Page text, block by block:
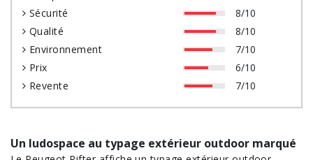
Sécurité
8/10
Qualité
8/10
Environnement
7/10
Prix
6/10
Revente
7/10
Un ludospace au typage extérieur outdoor marqué